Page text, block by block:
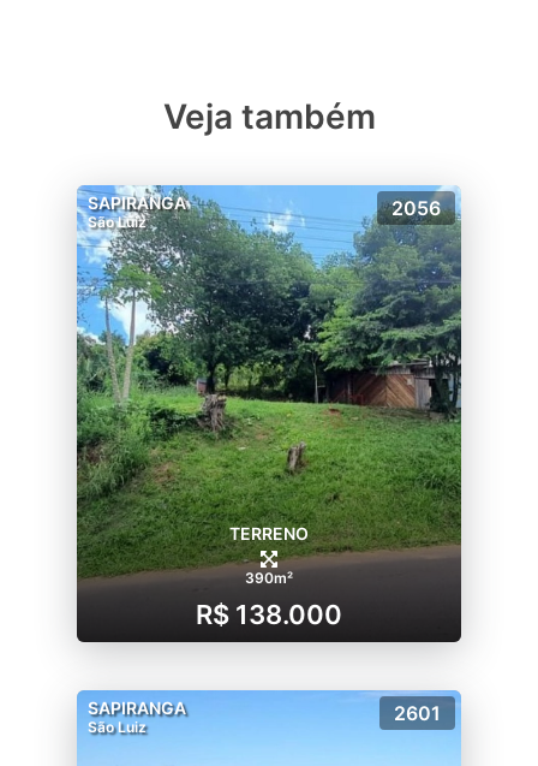
Veja também
SAPIRANGA
São Luiz
2056
TERRENO
390m²
R$ 138.000
SAPIRANGA
São Luiz
2601